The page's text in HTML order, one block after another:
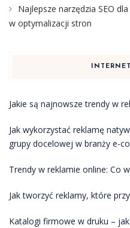
Najlepsze narzędzia SEO
w optymalizacji stron
Jakie są najnowsze trendy w
Jak wykorzystać reklamę
grupy docelowej w branży e-
Trendy w reklamie online: Co
Jak tworzyć reklamy, które
Katalogi firmowe w druku –